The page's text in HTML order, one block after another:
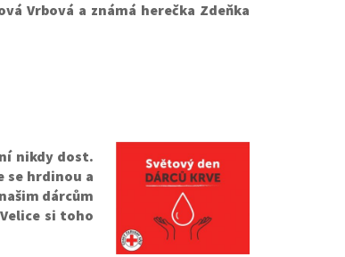
Vrbová a známá herečka Zdeňka
nikdy dost.
se hrdinou a
dárcům
si toho